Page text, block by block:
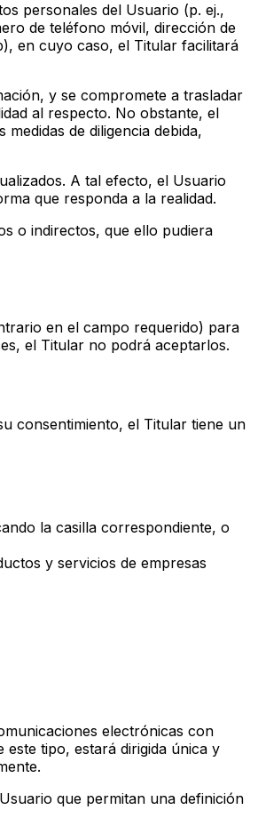
personales del Usuario (p. ej.,
de teléfono móvil, dirección de
en cuyo caso, el Titular facilitará
y se compromete a trasladar
al respecto. No obstante, el
de diligencia debida,
A tal efecto, el Usuario
que responda a la realidad.
o indirectos, que ello pudiera
en el campo requerido) para
el Titular no podrá aceptarlos.
consentimiento, el Titular tiene un
la casilla correspondiente, o
y servicios de empresas
electrónicas con
tipo, estará dirigida única y
que permitan una definición